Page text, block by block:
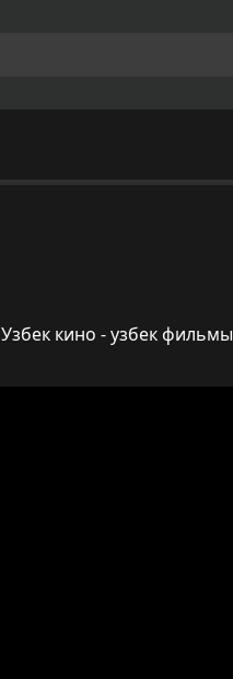
Узбек кино - узбек фильмы